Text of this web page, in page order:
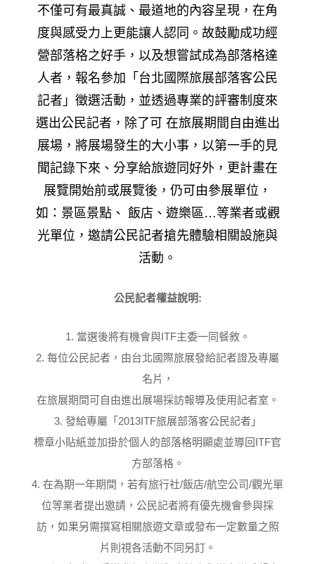
不僅可有最真誠、最道地的內容呈現，在角
度與感受力上更能讓人認同。 故鼓勵成功經
營部落格之好手，以及想嘗試成為部落格達
人者，報名參加「台北國際旅展部落客公民
記者」徵選活動，並透過專業的評審制度來
選出公民記者，除了可 在旅展期間自由進出
展場，將展場發生的大小事，以第一手的見
聞記錄下來、分享給旅遊同好外，更計畫在
展覽開始前或展覽後，仍可由參展單位，
如：景區景點、 飯店、遊樂區…等業者或觀
光單位，邀請公民記者搶先體驗相關設施與
活動。
公民記者權益說明:
1. 當選後將有機會與ITF主委一同餐敘。
2. 每位公民記者，由台北國際旅展發給記者證及專屬
名片，
在旅展期間可自由進出展場採訪報導及使用記者室。
3. 發給專屬「 2013ITF旅展部落客公民記者」
標章小貼紙並加掛於個人的部落格明顯處並導回 ITF官
方部落格。
4. 在為期一年期間，若有旅行社/飯店/航空公司 /觀光單
位等業者提出邀請，公民記者將有優先機會參與採
訪，如果另需撰寫相關旅遊文章或發布一定數量之照
片則視各活動不同另訂。